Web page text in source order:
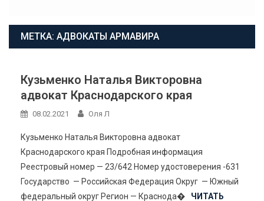
МЕТКА: АДВОКАТЫ АРМАВИРА
Кузьменко Наталья Викторовна
адвокат Краснодарского края
08.02.2021 Оля Л
Кузьменко Наталья Викторовна адвокат
Краснодарского края Подробная информация
Реестровый номер — 23/642 Номер удостоверения -631
Государство — Российская Федерация Округ — Южный
федеральный округ Регион — Краснода�
ЧИТАТЬ